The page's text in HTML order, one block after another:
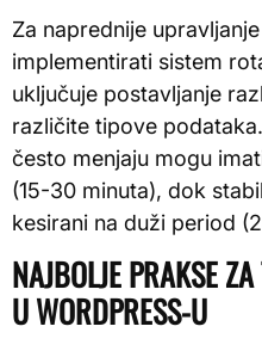
Za naprednije
implementirati sistem
uključuje postavljanje
različite tipove
često menjaju mogu
(15-30 minuta), dok
kesirani na duži period
NAJBOLJE PRAKSE
U WORDPRESS-U